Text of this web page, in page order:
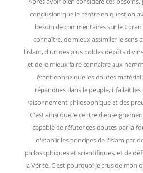
conclusion que le centre en question
besoin de commentaires sur le
connaître, de mieux assimiler le sens
l'islam, d'un des plus nobles dépôts
et de le mieux faire connaître aux
étant donné que les doutes
répandues dans le peuple, il fallait les
raisonnement philosophique et des
C'est ainsi que le centre
capable de réfuter ces doutes par la
d'établir les principes de l'islam par
philosophiques et scientifiques, et de
la Vérité. C'est pourquoi je crus de mon